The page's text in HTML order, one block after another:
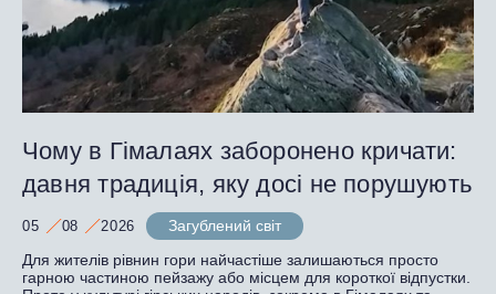
Чому в Гімалаях заборонено кричати:
давня традиція, яку досі не порушують
05 08 2026
Загублений світ
Для жителів рівнин гори найчастіше залишаються просто
гарною частиною пейзажу або місцем для короткої відпустки.